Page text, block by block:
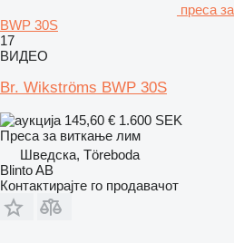
преса
BWP 30S
17
ВИДЕО
Br. Wikströms BWP 30S
145,60 € 1.600 SEK
Преса за виткање лим
Шведска, Töreboda
Blinto AB
Контактирајте го продавачот